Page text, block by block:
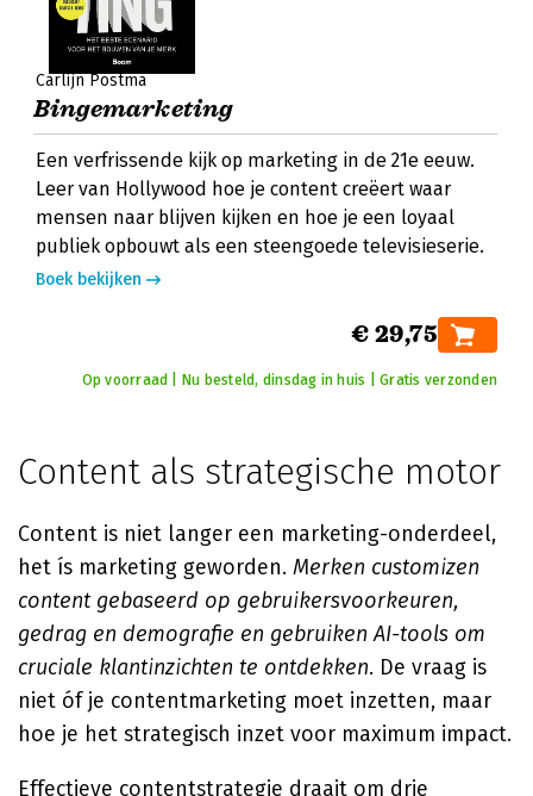
Carlijn Postma
Bingemarketing
Een verfrissende kijk op marketing in de 21e eeuw.
Leer van Hollywood hoe je content creëert waar
mensen naar blijven kijken en hoe je een loyaal
publiek opbouwt als een steengoede televisieserie.
Boek bekijken
€ 29,75
Op voorraad | Nu besteld, dinsdag in huis | Gratis verzonden
Content als strategische motor
Content is niet langer een marketing-onderdeel,
het ís marketing geworden. Merken customizen
content gebaseerd op gebruikersvoorkeuren,
gedrag en demografie en gebruiken AI-tools om
cruciale klantinzichten te ontdekken. De vraag is
niet óf je contentmarketing moet inzetten, maar
hoe je het strategisch inzet voor maximum impact.
Effectieve contentstrategie draait om drie